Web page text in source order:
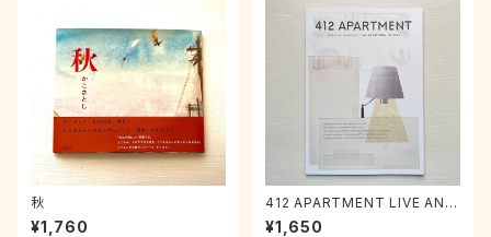
秋
¥1,760
412 APARTMENT LIVE AN E
XCITING VOL.1
¥1,650